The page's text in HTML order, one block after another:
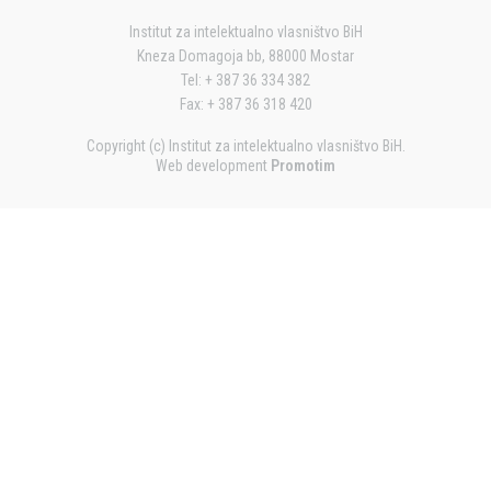
Institut za intelektualno vlasništvo BiH
Kneza Domagoja bb, 88000 Mostar
Tel: + 387 36 334 382
Fax: + 387 36 318 420
Copyright (c) Institut za intelektualno vlasništvo BiH.
Web development Promotim